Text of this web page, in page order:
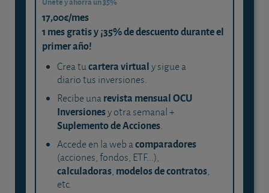
17,00€/mes
1 mes gratis y ¡35% de descuento durante el
primer año!
Crea tucartera virtualy sigue a
diario tus inversiones.
Recibe unarevista mensual OCU
Inversionesy otra semanal +
Suplemento de Acciones.
Accede en la web acomparadores
(acciones, fondos, ETF...),
calculadoras, modelos de contratos,
etc.